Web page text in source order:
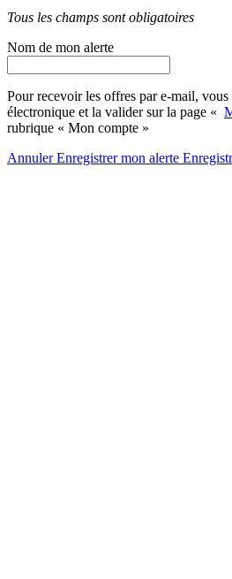
Tous les champs sont obligatoires
Nom de mon alerte
Pour recevoir les offres par e-mail, vous
électronique et la valider sur la page «
rubrique « Mon compte »
AnnulerEnregistrer mon alerte